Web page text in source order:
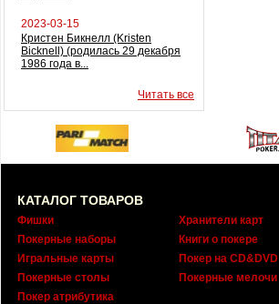
2023-03-15
Кристен Бикнелл (Kristen
Bicknell) (родилась 29 декабря
1986 года в...
Читать все
КАТАЛОГ ТОВАРОВ
Фишки
Покерные наборы
Игральные карты
Покерные столы
Покер атрибутика
Хранители карт
Книги о покере
Покер на CD&DVD
Покерные мелочи